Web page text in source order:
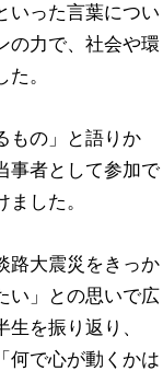
いった言葉につい
の力で、社会や環
。
もの」と語りか
事者として参加で
した。
路大震災をきっか
い」との思いで広
を振り返り、
何で心が動くかは